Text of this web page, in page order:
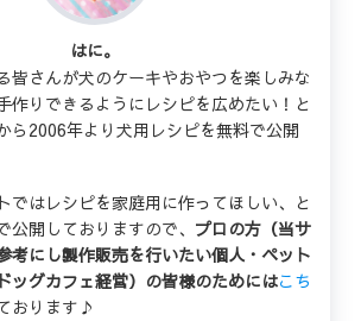
はに。
皆さんが犬のケーキやおやつを楽しみな
作りできるようにレシピを広めたい！と
ら2006年より犬用レシピを無料で公開
ではレシピを家庭用に作ってほしい、と
公開しておりますので、 プロの方（当サ
考にし製作販売を行いたい個人・ペット
ッグカフェ経営）の皆様のためにはこち
おります♪